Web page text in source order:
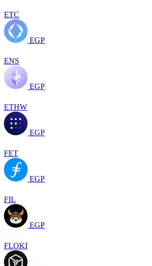
ETC
EGP
ENS
EGP
ETHW
EGP
FET
EGP
FIL
EGP
FLOKI